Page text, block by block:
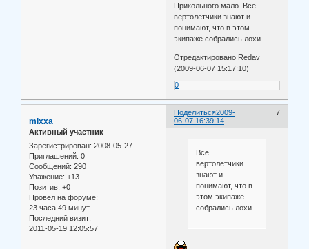
Прикольного мало. Все
вертолетчики знают и
понимают, что в этом
экипаже собрались лохи...
Отредактировано Redav
(2009-06-07 15:17:10)
0
Поделиться 7
2009-
06-07 16:39:14
mixxa
Активный участник
Зарегистрирован: 2008-05-27
Приглашений: 0
Сообщений: 290
Уважение: +13
Позитив: +0
Провел на форуме:
23 часа 49 минут
Последний визит:
2011-05-19 12:05:57
Все
вертолетчики
знают и
понимают, что в
этом экипаже
собрались лохи...